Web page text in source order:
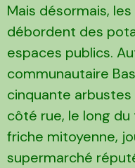
Mais désormais,
débordent des
espaces publics.
communautaire
cinquante
côté rue, le long
friche mitoyenne,
supermarché